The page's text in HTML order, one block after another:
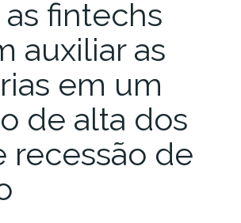
fintechs
auxiliar as
em um
de alta dos
recessão de